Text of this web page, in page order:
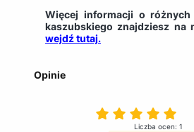
Więcej informacji o różnych
kaszubskiego znajdziesz na
wejdź tutaj.
Opinie
Liczba ocen: 1